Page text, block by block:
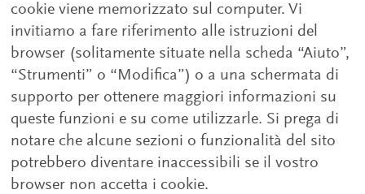
cookie viene memorizzato sul computer. Vi
invitiamo a fare riferimento alle istruzioni del
browser (solitamente situate nella scheda “Aiuto”,
“Strumenti” o “Modifica”) o a una schermata di
supporto per ottenere maggiori informazioni su
queste funzioni e su come utilizzarle. Si prega di
notare che alcune sezioni o funzionalità del sito
potrebbero diventare inaccessibili se il vostro
browser non accetta i cookie.